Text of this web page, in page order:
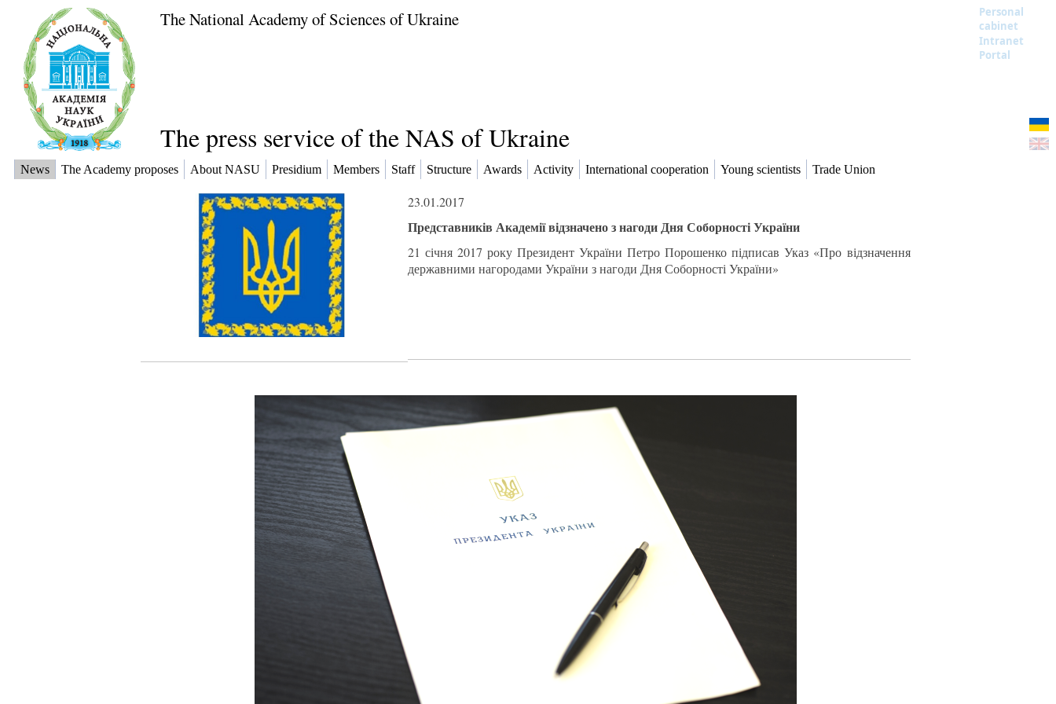
The National Academy of Sciences of Ukraine
Personal
cabinet
Intranet
Portal
The press service of the NAS of Ukraine
News The Academy proposes About NASU Presidium Members Staff Structure Awards Activity International cooperation Young scientists Trade Union
23.01.2017
Представників Академії відзначено з нагоди Дня Соборності України
21 січня 2017 року Президент України Петро Порошенко підписав Указ «Про відзначення
державними нагородами України з нагоди Дня Соборності України»